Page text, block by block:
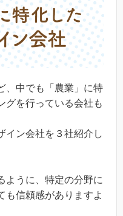
、中でも「農業」に特
グを行っている会社も
イン会社を３社紹介し
ように、特定の分野に
も信頼感がありますよ